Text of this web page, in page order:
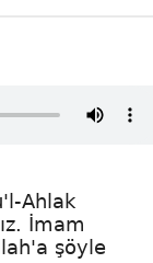
Ahlak
İmam
şöyle